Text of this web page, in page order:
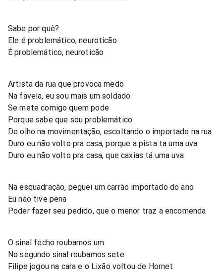
Sabe por quê?
Ele é problemático, neuroticão
É problemático, neuroticão
Artista da rua que provoca medo
Na favela, eu sou mais um soldado
Se mete comigo quem pode
Porque sabe que sou problemático
De olho na movimentação, escoltando o importado na rua
Duro eu não volto pra casa, porque a pista ta uma uva
Duro eu não volto pra casa, que caxias tá uma uva
Na esquadração, peguei um carrão importado do ano
Eu não tive pena
Poder fazer seu pedido, que o menor traz a encomenda
O sinal fecho roubamos um
No segundo sinal roubamos sete
Filipe jogou na cara e o Lixão voltou de Hornet